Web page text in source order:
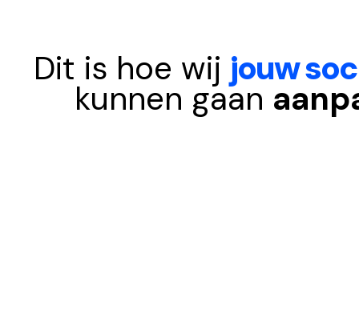
Dit is hoe wij jouw
kunnen gaan